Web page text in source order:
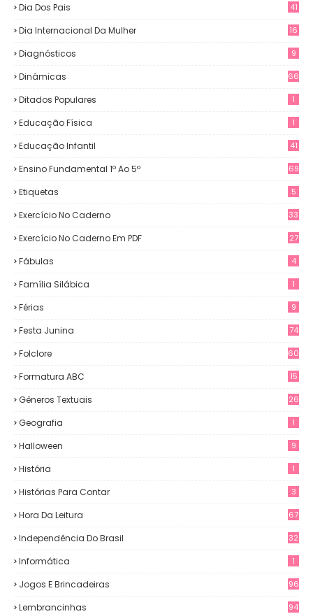
Dia Dos Pais 41
Dia Internacional Da Mulher 16
Diagnósticos 9
Dinâmicas 66
Ditados Populares 1
Educação Física 1
Educação Infantil 41
Ensino Fundamental 1º Ao 5º 69
Etiquetas 5
Exercício No Caderno 33
Exercício No Caderno Em PDF 27
Fábulas 4
Família Silábica 1
Férias 9
Festa Junina 74
Folclore 60
Formatura ABC 15
Gêneros Textuais 26
Geografia 1
Halloween 9
História 1
Histórias Para Contar 3
Hora Da Leitura 67
Independência Do Brasil 32
Informática 1
Jogos E Brincadeiras 96
Lembrancinhas 94